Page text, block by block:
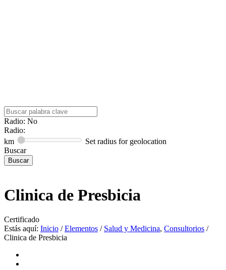
Radio: No
Radio:
km
Set radius for geolocation
Buscar
Clinica de Presbicia
Certificado
Estás aquí: Inicio / Elementos / Salud y Medicina, Consultorios /
Clinica de Presbicia